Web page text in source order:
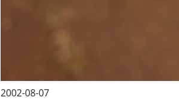
2002-08-07